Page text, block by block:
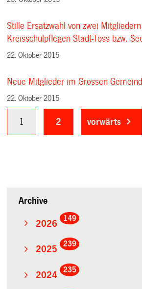
Stille Ersatzwahl von zwei
Kreisschulpflegen Stadt-Töss bzw.
22. Oktober 2015
Neue Mitglieder im Grossen
22. Oktober 2015
1 2 vorwärts
Archive
2026
149
2025
239
2024
235